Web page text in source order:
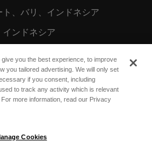
、バリ、インドネシア
インドネシア
ア
ス
you the best experience, to improve
you tailored advertising. We will only set
if you consent, including
to track any activity which is relevant
more information, read our Privacy
Cookies